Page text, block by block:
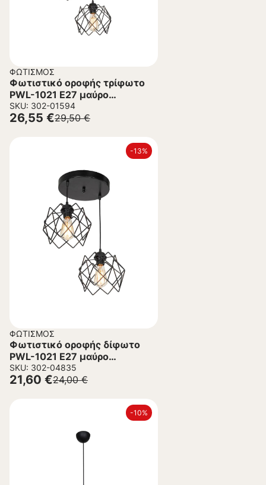
ΦΩΤΙΣΜΌΣ
Φωτιστικό οροφής τρίφωτο
PWL-1021 Ε27 μαύρο
Φ40×80εκ
SKU: 302-01594
29,50€
26,55 €
-13%
ΦΩΤΙΣΜΌΣ
Φωτιστικό οροφής δίφωτο
PWL-1021 Ε27 μαύρο
Φ40×70εκ
SKU: 302-04835
24,00€
21,60 €
-10%